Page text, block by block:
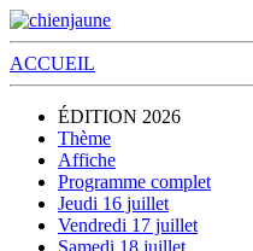
ACCUEIL
ÉDITION 2026
Thème
Affiche
Programme complet
Jeudi 16 juillet
Vendredi 17 juillet
Samedi 18 juillet